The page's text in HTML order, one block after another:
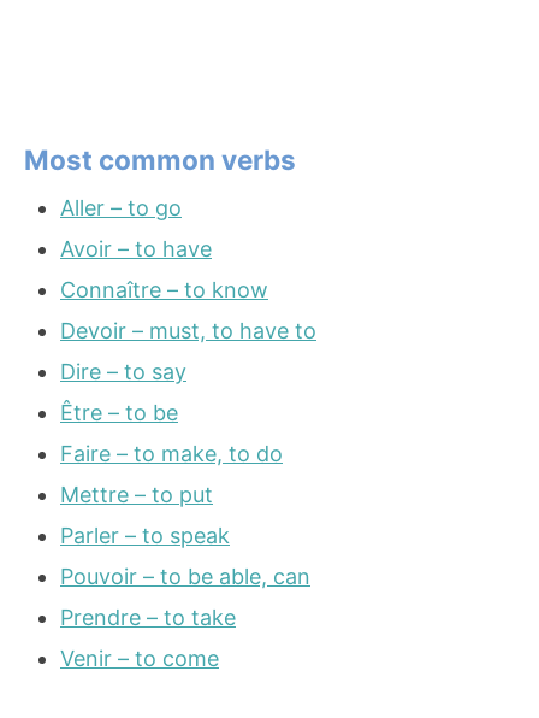
Most common verbs
Aller – to go
Avoir – to have
Connaître – to know
Devoir – must, to have to
Dire – to say
Être – to be
Faire – to make, to do
Mettre – to put
Parler – to speak
Pouvoir – to be able, can
Prendre – to take
Venir – to come